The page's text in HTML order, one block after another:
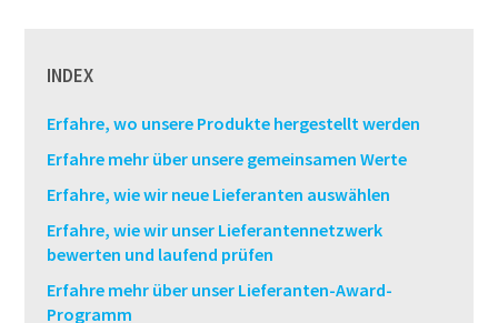
INDEX
Erfahre, wo unsere Produkte hergestellt werden
Erfahre mehr über unsere gemeinsamen Werte
Erfahre, wie wir neue Lieferanten auswählen
Erfahre, wie wir unser Lieferantennetzwerk
bewerten und laufend prüfen
Erfahre mehr über unser Lieferanten-Award-
Programm